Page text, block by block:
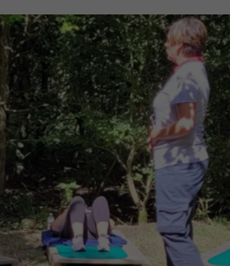
Bevestiging
16h-18h